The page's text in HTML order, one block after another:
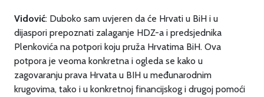
Vidović: Duboko sam uvjeren da će Hrvati u BiH i u
dijaspori prepoznati zalaganje HDZ-a i predsjednika
Plenkovića na potpori koju pruža Hrvatima BiH. Ova
potpora je veoma konkretna i ogleda se kako u
zagovaranju prava Hrvata u BIH u međunarodnim
krugovima, tako i u konkretnoj financijskog i drugoj pomoći